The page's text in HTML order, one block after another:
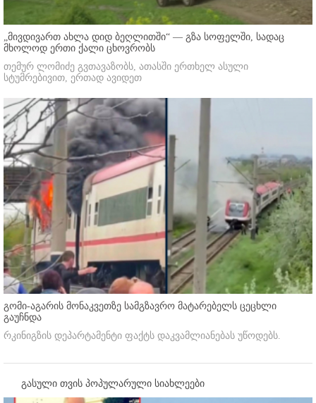
„მივდივართ ახლა დიდ ბეღლითში“ — გზა სოფელში, სადაც
მხოლოდ ერთი ქალი ცხოვრობს
თემურ ლომიძე გვთავაზობს, ათასში ერთხელ ასული
სტუმრებივით, ერთად ავიდეთ
გომი-აგარის მონაკვეთზე სამგზავრო მატარებელს ცეცხლი
გაუჩნდა
რკინიგზის დეპარტამენტი ფაქტს დაკვამლიანებას უწოდებს.
გასული თვის პოპულარული სიახლეები